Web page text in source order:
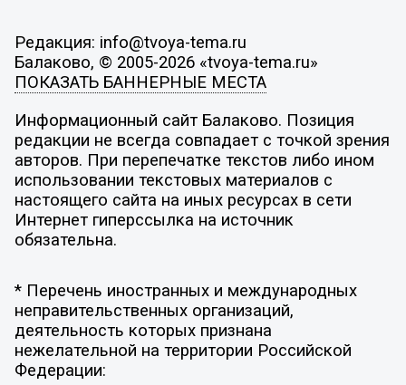
Редакция: info@tvoya-tema.ru
Балаково, © 2005-2026 «tvoya-tema.ru»
ПОКАЗАТЬ БАННЕРНЫЕ МЕСТА
Информационный сайт Балаково. Позиция
редакции не всегда совпадает с точкой зрения
авторов. При перепечатке текстов либо ином
использовании текстовых материалов с
настоящего сайта на иных ресурсах в сети
Интернет гиперссылка на источник
обязательна.
* Перечень иностранных и международных
неправительственных организаций,
деятельность которых признана
нежелательной на территории Российской
Федерации: